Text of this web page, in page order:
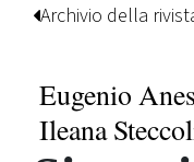
Archivio della
Eugenio
Ileana